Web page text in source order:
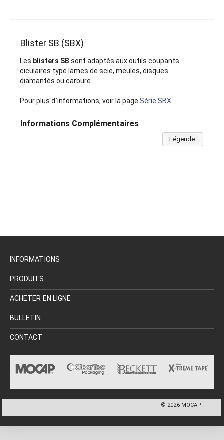
Blister SB (SBX)
Les blisters SB sont adaptés aux outils coupants
ciculaires type lames de scie, meules, disques
diamantés ou carbure.
Pour plus d`informations, voir la pageSérie SBX
Informations Complémentaires
Légende:
INFORMATIONS
PRODUITS
ACHETER EN LIGNE
BULLETIN
CONTACT
© 2026 MOCAP